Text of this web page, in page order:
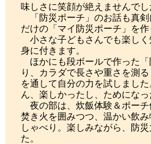
味しさに笑顔が絶えませんでし
「防災ポーチ」のお話も真
だけの「マイ防災ポーチ」を作
小さな子どもさんでも楽し
身に付きます。
ほかにも段ボールで作った「
り、カラダで長さや重さを測
を通して自分の力を試しまし
ん、楽しかったし、ためになっ
夜の部は、炊飯体験＆ポー
焚き火を囲みつつ、温かい飲
しゃべり。楽しみながら、防
た。